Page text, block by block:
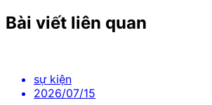
Bài viết liên quan
sự kiện
2026/07/15